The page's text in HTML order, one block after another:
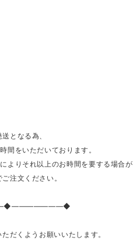
となる為、
間をいただいております。
よりそれ以上のお時間を要する場合が
注文ください。
だくようお願いいたします。